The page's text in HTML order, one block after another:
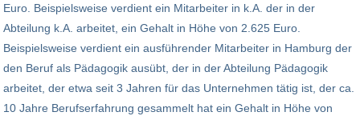
Euro. Beispielsweise verdient ein Mitarbeiter in k.A. der in der
Abteilung k.A. arbeitet, ein Gehalt in Höhe von 2.625 Euro.
Beispielsweise verdient ein ausführender Mitarbeiter in Hamburg der
den Beruf als Pädagogik ausübt, der in der Abteilung Pädagogik
arbeitet, der etwa seit 3 Jahren für das Unternehmen tätig ist, der ca.
10 Jahre Berufserfahrung gesammelt hat ein Gehalt in Höhe von